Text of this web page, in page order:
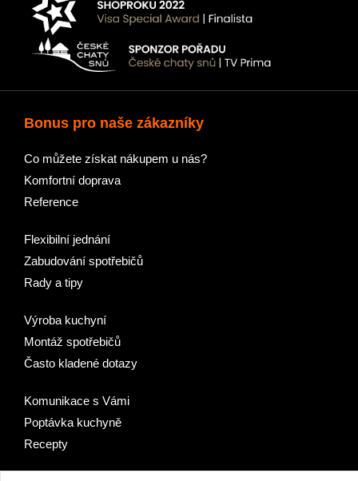
Bonus pro naše zákazníky
Co můžete získat nákupem u nás?
Komfortní doprava
Reference
Flexibilní jednání
Zabudování spotřebičů
Rady a tipy
Výroba kuchyní
Montáž spotřebičů
Často kladené dotazy
Komunikace s Vámi
Poptávka kuchyně
Recepty